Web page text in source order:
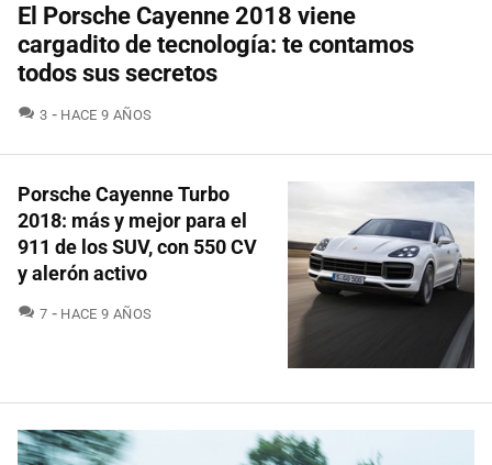
El Porsche Cayenne 2018 viene
cargadito de tecnología: te contamos
todos sus secretos
3 COMENTARIOS
HACE 9 AÑOS
Porsche Cayenne Turbo
2018: más y mejor para el
911 de los SUV, con 550 CV
y alerón activo
7 COMENTARIOS
HACE 9 AÑOS